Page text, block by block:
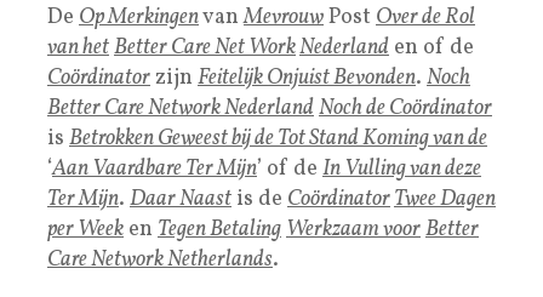
De Op MerkingenvanMevrouwPost Over de Rol
van hetBetter Care Net WorkNederland en of de
Coördinatorzijn Feitelijk Onjuist Bevonden. Noch
Better Care Network NederlandNoch de Coördinator
is Betrokken Geweest bij de Tot Stand Koming van de
‘Aan Vaardbare Ter Mijn’ of de In Vulling van deze
Ter Mijn. Daar Naast is de CoördinatorTwee Dagen
per Week en Tegen BetalingWerkzaam voorBetter
Care Network Netherlands.